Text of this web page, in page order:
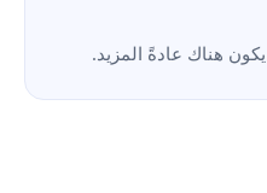
هناك عادةً المزيد.